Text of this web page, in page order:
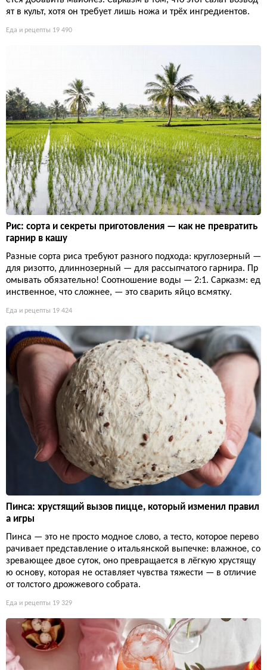
ят в культ, хотя он требует лишь ножа и трёх ингредиентов.
Еда и рецепты 19 490
Рис: сорта и секреты приготовления — как не превратить
гарнир в кашу
Разные сорта риса требуют разного подхода: круглозерный —
для ризотто, длиннозерный — для рассыпчатого гарнира. Пр
омывать обязательно! Соотношение воды — 2:1. Сарказм: ед
инственное, что сложнее, — это сварить яйцо всмятку.
Еда и рецепты 19 424
Пинса: хрустящий вызов пицце, который изменил правил
а игры
Пинса — это не просто модное слово, а тесто, которое перево
рачивает представление о итальянской выпечке: влажное, со
зревающее двое суток, оно превращается в лёгкую хрустящу
ю основу, которая не оставляет чувства тяжести — в отличие
от толстого дрожжевого собрата.
Еда и рецепты 19 329